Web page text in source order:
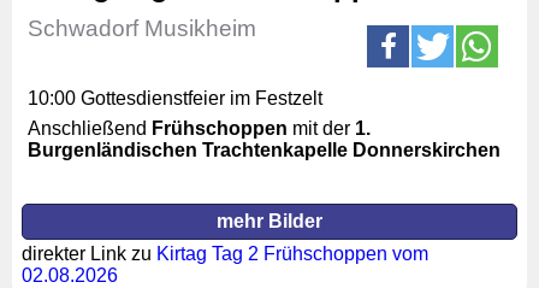
Schwadorf Musikheim
10:00 Gottesdienstfeier im Festzelt
Anschließend Frühschoppen mit der 1.
Burgenländischen Trachtenkapelle Donnerskirchen
mehr Bilder
direkter Link zu Kirtag Tag 2 Frühschoppen vom
02.08.2026